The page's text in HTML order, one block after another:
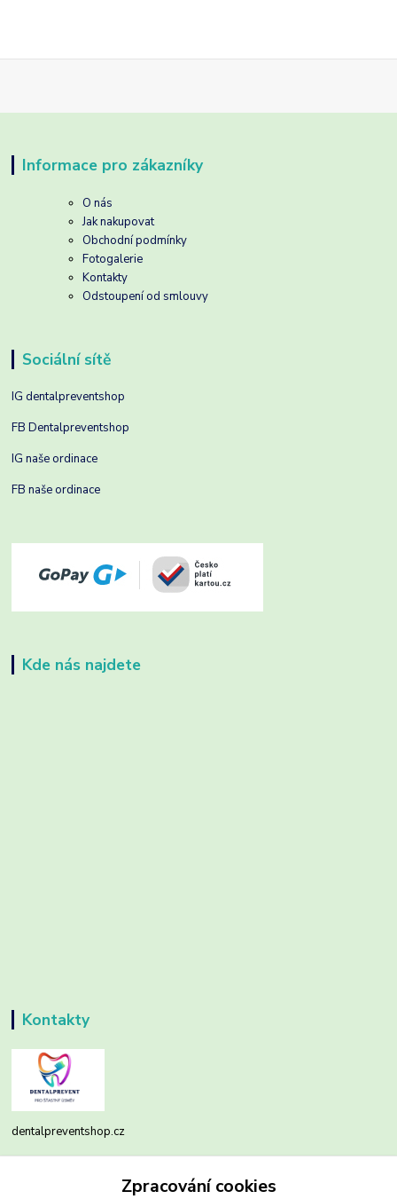
Informace pro zákazníky
O nás
Jak nakupovat
Obchodní podmínky
Fotogalerie
Kontakty
Odstoupení od smlouvy
Sociální sítě
IG dentalpreventshop
FB Dentalpreventshop
IG naše ordinace
FB naše ordinace
Kde nás najdete
Kontakty
dentalpreventshop.cz
+420721639204Zpracování cookies